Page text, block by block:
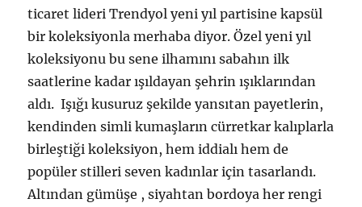
ticaret lideri Trendyol yeni yıl partisine kapsül
bir koleksiyonla merhaba diyor. Özel yeni yıl
koleksiyonu bu sene ilhamını sabahın ilk
saatlerine kadar ışıldayan şehrin ışıklarından
aldı. Işığı kusuruz şekilde yansıtan payetlerin,
kendinden simli kumaşların cürretkar kalıplarla
birleştiği koleksiyon, hem iddialı hem de
popüler stilleri seven kadınlar için tasarlandı.
Altından gümüşe , siyahtan bordoya her rengi